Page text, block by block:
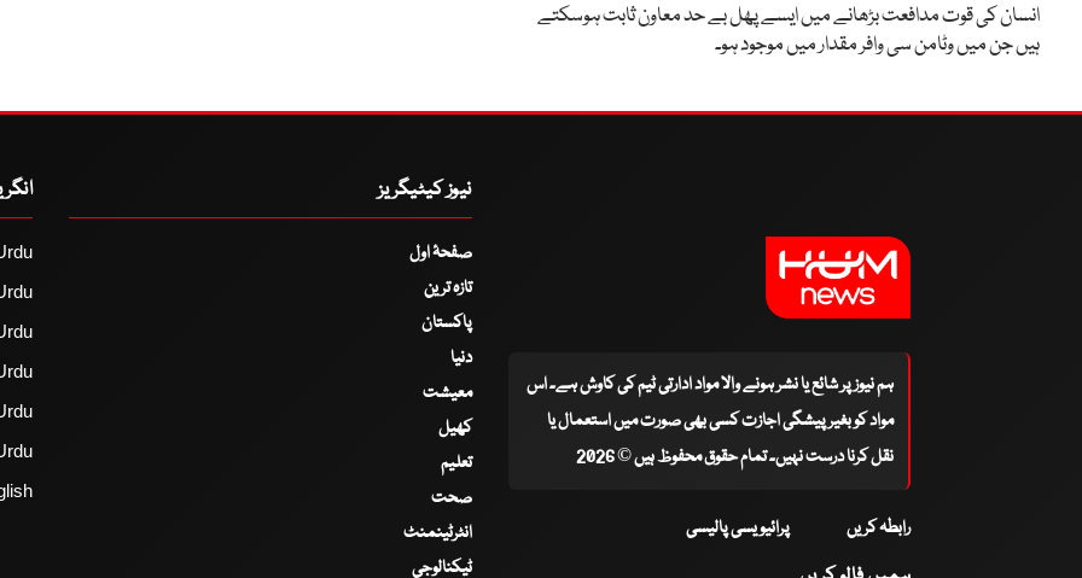
انسان کی قوت مدافعت بڑھانے میں ایسے پھل بے حد معاون ثابت ہوسکتے
ہیں جن میں وٹامن سی وافر مقدار میں موجود ہو۔
ہم نیوز پر شائع یا نشر ہونے والا مواد ادارتی ٹیم کی کاوش ہے۔ اس
مواد کو بغیر پیشگی اجازت کسی بھی صورت میں استعمال یا
نقل کرنا درست نہیں۔ تمام حقوق محفوظ ہیں © 2026
رابطہ کریں پرائیویسی پالیسی
نیوز کیٹیگریز
صفحۂ اول
تازہ ترین
پاکستان
دنیا
معیشت
کھیل
تعلیم
صحت
انٹرٹینمنٹ
ٹیکنالوجی